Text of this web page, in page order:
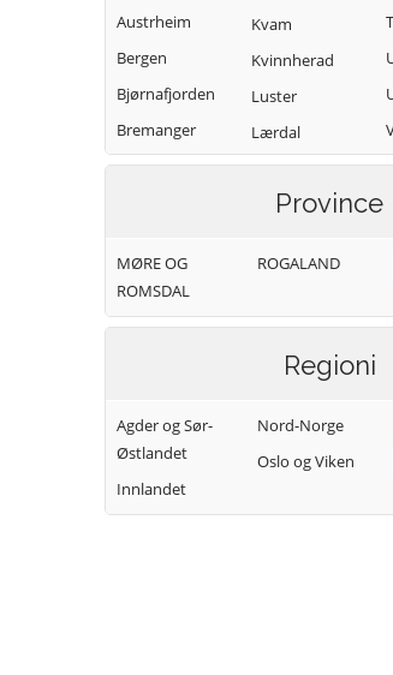
Austrheim
Bergen
Bjørnafjorden
Bremanger
Bømlo
Fedje
Kvam
Kvinnherad
Luster
Lærdal
Masfjorden
Modalen
Samnanger
Sogndal
Province
MØRE OG
ROMSDAL
ROGALAND
Regioni
Agder og Sør-
Østlandet
Innlandet
Nord-Norge
Oslo og Viken